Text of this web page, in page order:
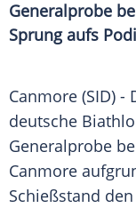
Generalprobe
Sprung aufs
Canmore (SID) -
deutsche
Generalprobe
Canmore
Schießstand